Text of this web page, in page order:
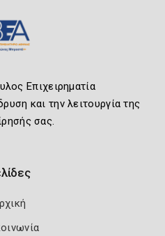
Επιχειρηματία
και την λειτουργία της
σας.